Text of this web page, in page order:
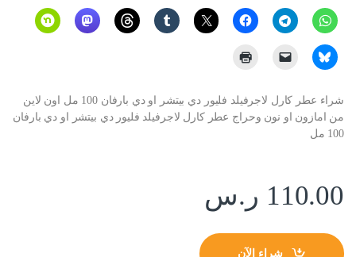
شراء عطر كارل لاجرفيلد فليور دي بيتشر او دي بارفان 100 مل اون لاين
من امازون او نون وحراج عطر كارل لاجرفيلد فليور دي بيتشر او دي بارفان
100 مل
110.00 ر.س
شراء الآن